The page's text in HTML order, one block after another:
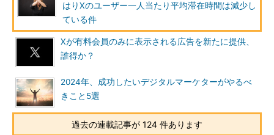
はりXのユーザー一人当たり平均滞在時間は減少し
ている件
Xが有料会員のみに表示される広告を新たに提供、
誰得か？
2024年、成功したいデジタルマーケターがやるべ
きこと5選
過去の連載記事が 124 件あります